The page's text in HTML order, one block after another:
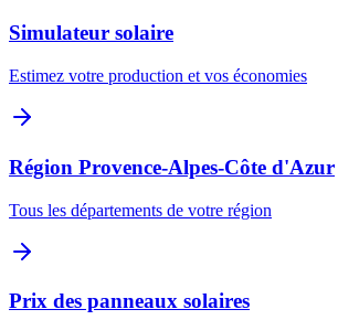
Simulateur solaire
Estimez votre production et vos économies
Région Provence-Alpes-Côte d'Azur
Tous les départements de votre région
Prix des panneaux solaires